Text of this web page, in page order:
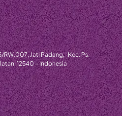
RW.007, Jati Padang, Kec. Ps.
12540 – Indonesia